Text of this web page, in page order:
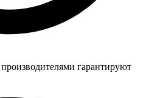
гарантируют